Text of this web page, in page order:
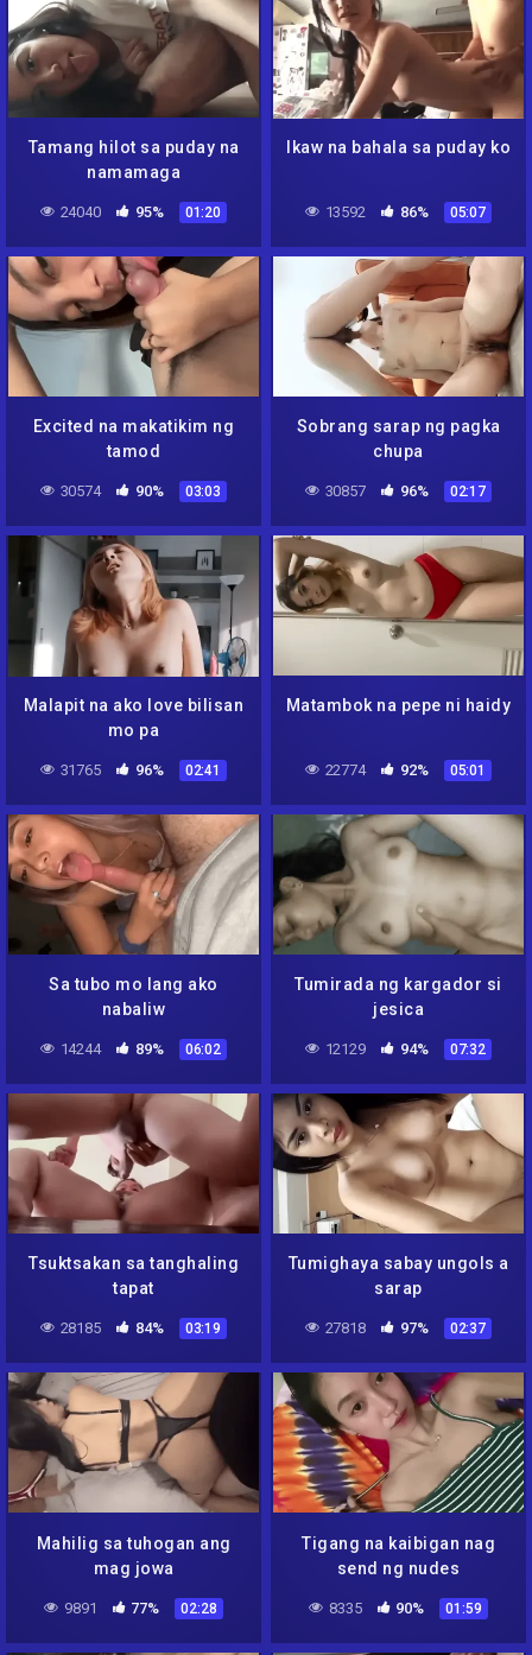
Tamang hilot sa puday na
namamaga
24040 95% 01:20
Ikaw na bahala sa puday ko
13592 86% 05:07
Excited na makatikim ng
tamod
30574 90% 03:03
Sobrang sarap ng pagka
chupa
30857 96% 02:17
Malapit na ako love bilisan
mo pa
31765 96% 02:41
Matambok na pepe ni haidy
22774 92% 05:01
Sa tubo mo lang ako
nabaliw
14244 89% 06:02
Tumirada ng kargador si
jesica
12129 94% 07:32
Tsuktsakan sa tanghaling
tapat
28185 84% 03:19
Tumighaya sabay ungols a
sarap
27818 97% 02:37
Mahilig sa tuhogan ang
mag jowa
9891 77% 02:28
Tigang na kaibigan nag
send ng nudes
8335 90% 01:59